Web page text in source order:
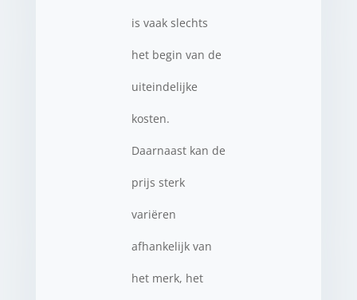
is vaak slechts
het begin van de
uiteindelijke
kosten.
Daarnaast kan de
prijs sterk
variëren
afhankelijk van
het merk, het